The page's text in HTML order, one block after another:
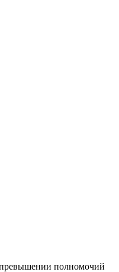
полномочий